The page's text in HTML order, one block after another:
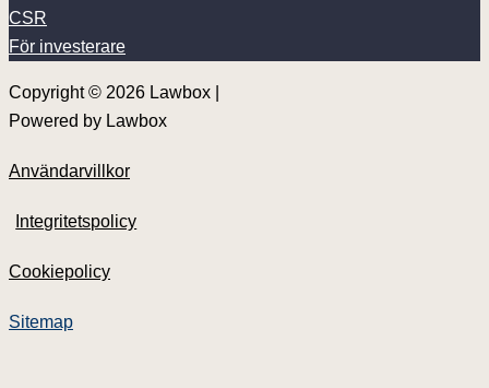
CSR
För investerare
Copyright © 2026 Lawbox |
Powered by Lawbox
Användarvillkor
Integritetspolicy
Cookiepolicy
Sitemap